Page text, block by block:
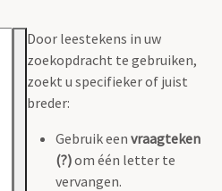
Door leestekens in uw
zoekopdracht te gebruiken,
zoekt u specifieker of juist
breder:
Gebruik een vraagteken
(?)om één letter te
vervangen.